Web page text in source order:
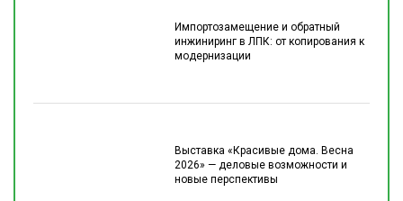
Импортозамещение и обратный
инжиниринг в ЛПК: от копирования к
модернизации
Выставка «Красивые дома. Весна
2026» — деловые возможности и
новые перспективы